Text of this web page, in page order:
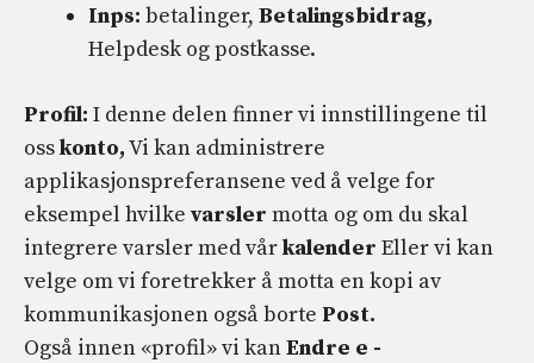
Inps: betalinger, Betalingsbidrag,
Helpdesk og postkasse.
Profil: I denne delen finner vi innstillingene til
osskonto,Vi kan administrere
applikasjonspreferansene ved å velge for
eksempel hvilke varsler motta og om du skal
integrere varsler med vårkalender Eller vi kan
velge om vi foretrekker å motta en kopi av
kommunikasjonen også borte Post.
Også innen «profil» vi kanEndre e -